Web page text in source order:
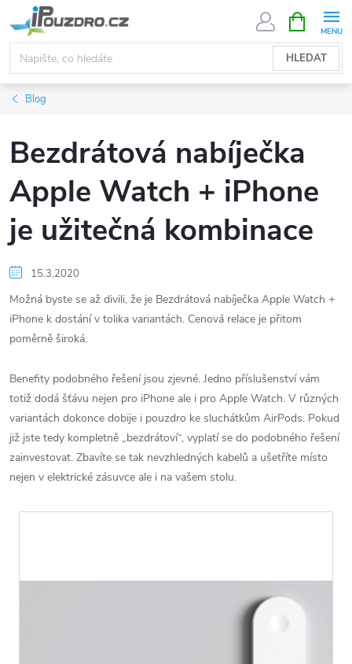
na
obsah
HLEDAT
NÁKUPNÍ
KOŠÍK
Blog
Bezdrátová nabíječka
Apple Watch + iPhone
je užitečná kombinace
15.3.2020
Možná byste se až divili, že je Bezdrátová nabíječka Apple Watch +
iPhone k dostání v tolika variantách. Cenová relace je přitom
poměrně široká.
Benefity podobného řešení jsou zjevné. Jedno příslušenství vám
totiž dodá šťávu nejen pro iPhone ale i pro Apple Watch. V různých
variantách dokonce dobije i pouzdro ke sluchátkům AirPods. Pokud
již jste tedy kompletně „bezdrátoví“, vyplatí se do podobného řešení
zainvestovat. Zbavíte se tak nevzhledných kabelů a ušetříte místo
nejen v elektrické zásuvce ale i na vašem stolu.